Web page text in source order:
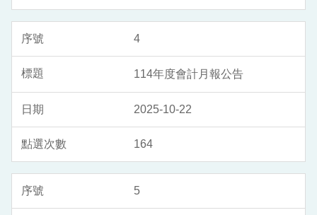
4
114年度會計月報公告
2025-10-22
164
5